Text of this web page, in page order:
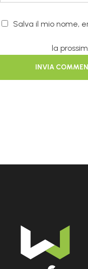
Salva il mio nome,
la